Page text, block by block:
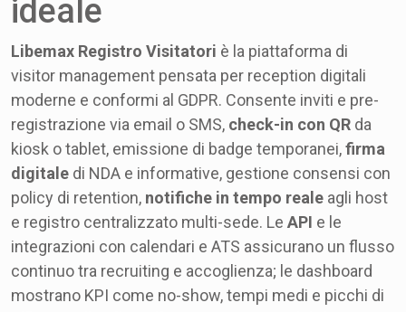
ideale
Libemax Registro Visitatori è la piattaforma di
visitor management pensata per reception digitali
moderne e conformi al GDPR. Consente inviti e pre-
registrazione via email o SMS, check-in con QR da
kiosk o tablet, emissione di badge temporanei,firma
digitale di NDA e informative, gestione consensi con
policy di retention, notifiche in tempo reale agli host
e registro centralizzato multi-sede. Le API e le
integrazioni con calendari e ATS assicurano un flusso
continuo tra recruiting e accoglienza; le dashboard
mostrano KPI come no-show, tempi medi e picchi di